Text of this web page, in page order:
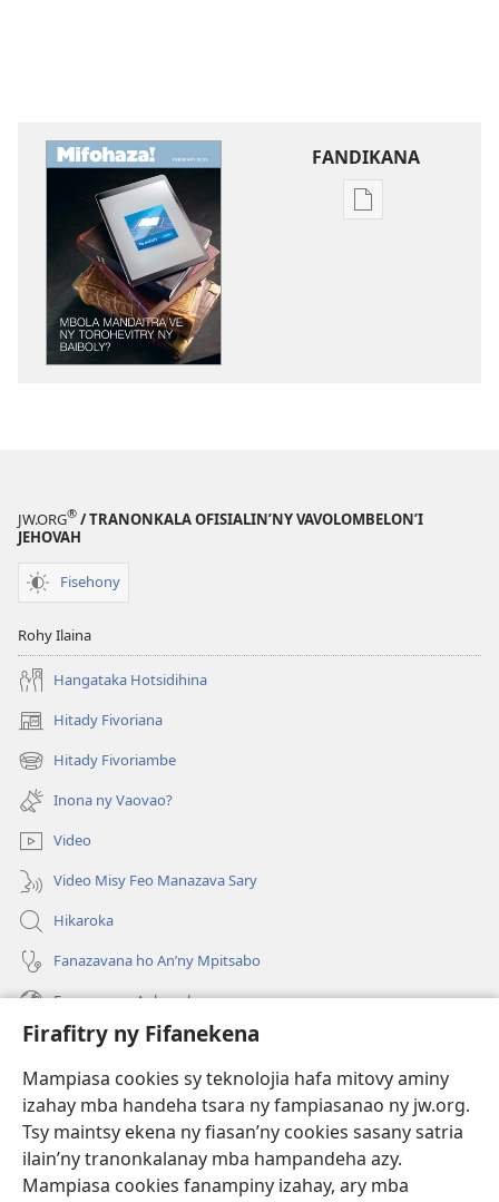
Firafitry ny Fifanekena
Mampiasa cookies sy teknolojia hafa mitovy aminy
izahay mba handeha tsara ny fampiasanao ny jw.org.
Tsy maintsy ekena ny fiasan’ny cookies sasany satria
ilain’ny tranonkalanay mba hampandeha azy.
Mampiasa cookies fanampiny izahay, ary mba
FANDIKANA
Fandikana
JW.ORG® / TRANONKALA OFISIALIN’NY VAVOLOMBELON’I
JEHOVAH
Fisehony
Rohy Ilaina
Hangataka Hotsidihina
Hitady Fivoriana
(manokatra
rohy) Hitady Fivoriambe
(manokatra
rohy) Inona ny Vaovao?
Video
Video Misy Feo Manazava Sary
Hikaroka
Fanazavana ho An’ny Mpitsabo
Fanazavana Ankapobeny
Fanampiana
Fanomezana
(manokatra
rohy)
FITEHIRIZAM-BOKIN’NY Vavolombelon’i Jehovah
(manokatra
rohy)